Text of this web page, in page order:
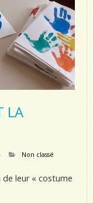
LA
Non classé
leur « costume